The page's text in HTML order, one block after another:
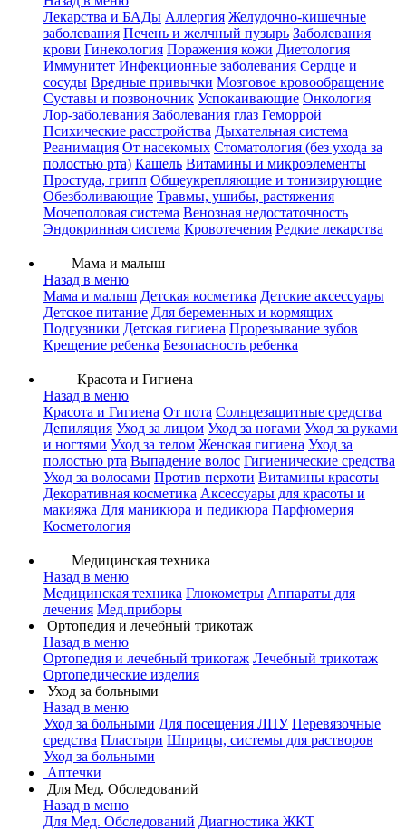
Лекарства и БАДы Аллергия Желудочно-кишечные
заболевания Печень и желчный пузырь Заболевания
крови Гинекология Поражения кожи Диетология
Иммунитет Инфекционные заболевания Сердце и
сосуды Вредные привычки Мозговое кровообращение
Суставы и позвоночник Успокаивающие Онкология
Лор-заболевания Заболевания глаз Геморрой
Психические расстройства Дыхательная система
Реанимация От насекомых Стоматология (без ухода за
полостью рта) Кашель Витамины и микроэлементы
Простуда, грипп Общеукрепляющие и тонизирующие
Обезболивающие Травмы, ушибы, растяжения
Мочеполовая система Венозная недостаточность
Эндокринная система Кровотечения Редкие лекарства
Мама и малыш
Назад в меню
Мама и малыш Детская косметика Детские аксессуары
Детское питание Для беременных и кормящих
Подгузники Детская гигиена Прорезывание зубов
Крещение ребенка Безопасность ребенка
Красота и Гигиена
Назад в меню
Красота и Гигиена От пота Солнцезащитные средства
Депиляция Уход за лицом Уход за ногами Уход за руками
и ногтями Уход за телом Женская гигиена Уход за
полостью рта Выпадение волос Гигиенические средства
Уход за волосами Против перхоти Витамины красоты
Декоративная косметика Аксессуары для красоты и
макияжа Для маникюра и педикюра Парфюмерия
Косметология
Медицинская техника
Назад в меню
Медицинская техника Глюкометры Аппараты для
лечения Мед.приборы
Ортопедия и лечебный трикотаж
Назад в меню
Ортопедия и лечебный трикотаж Лечебный трикотаж
Ортопедические изделия
Уход за больными
Назад в меню
Уход за больными Для посещения ЛПУ Перевязочные
средства Пластыри Шприцы, системы для растворов
Уход за больными
Аптечки
Для Мед. Обследований
Назад в меню
Для Мед. Обследований Диагностика ЖКТ